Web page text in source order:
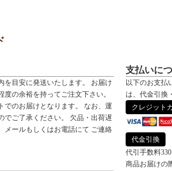
を目安に発送いたします。 お届け
度の余裕を持ってご注文下さい。
でのお届けとなります。 なお、運
でご了承ください。 欠品・出荷遅
メールもしくはお電話にて ご連絡
支払いに
以下のお支払
は、代金引換
クレジット
代金引換
代引手数料
商品お届けの